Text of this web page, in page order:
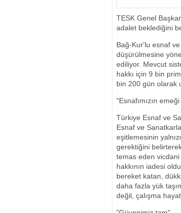
TESK Genel
adalet beklediğini
Bağ-Kur'lu esnaf
düşürülmesine
ediliyor. Mevcut
hakkı için 9 bin
bin 200 gün olarak
"Esnafımızın
Türkiye Esnaf ve
Esnaf ve
eşitlemesinin
gerektiğini
temas eden
hakkının iadesi
bereket katan,
daha fazla yük
değil, çalışma